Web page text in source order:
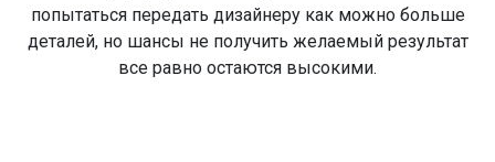
попытаться передать дизайнеру как можно больше
деталей, но шансы не получить желаемый результат
все равно остаются высокими.